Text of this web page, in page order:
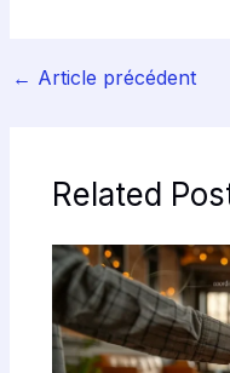
← Article précédent
Related